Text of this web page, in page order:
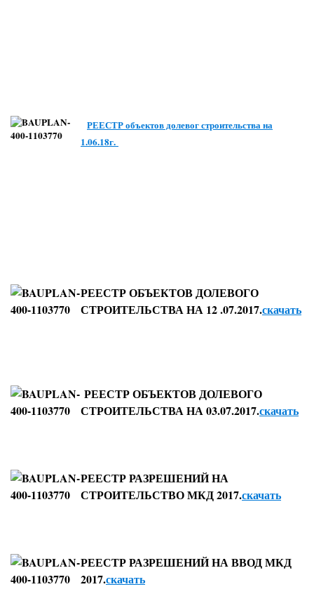
РЕЕСТР объектов долевог строительства на
1.06.18г.
РЕЕСТР ОБЪЕКТОВ ДОЛЕВОГО
СТРОИТЕЛЬСТВА НА 12 .07.2017.скачать
РЕЕСТР ОБЪЕКТОВ ДОЛЕВОГО
СТРОИТЕЛЬСТВА НА 03.07.2017.скачать
РЕЕСТР РАЗРЕШЕНИЙ НА
СТРОИТЕЛЬСТВО МКД 2017.скачать
РЕЕСТР РАЗРЕШЕНИЙ НА ВВОД МКД
2017.скачать